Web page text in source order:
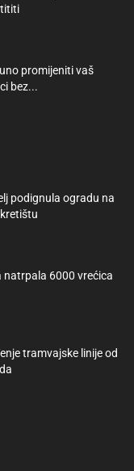
promijeniti vaš
bez...
podignula ogradu na
natrpala 6000 vrećica
tramvajske linije od